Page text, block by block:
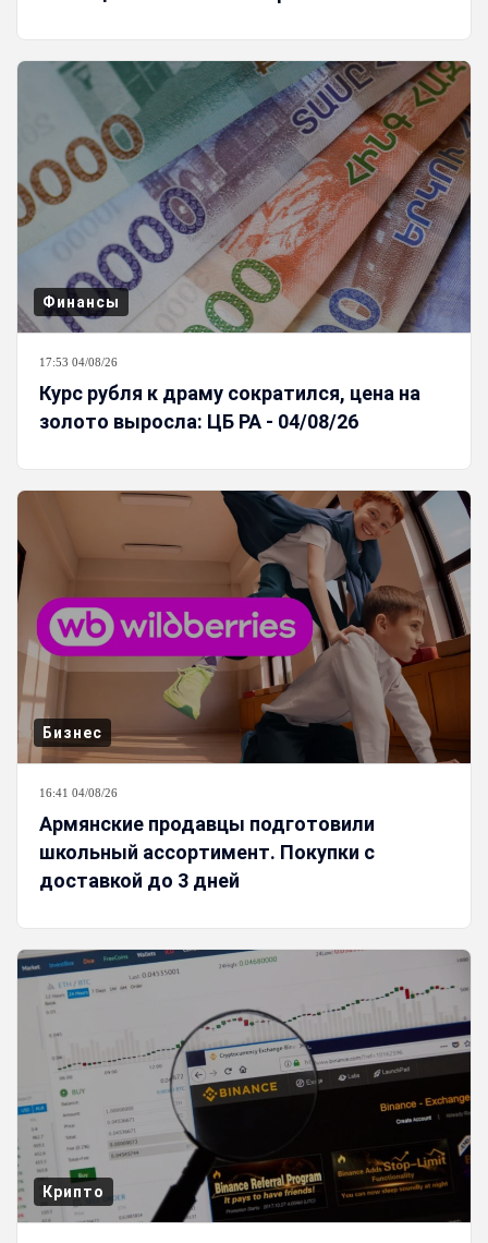
Финансы
17:53 04/08/26
Курс рубля к драму сократился, цена на
золото выросла: ЦБ РА - 04/08/26
Бизнес
16:41 04/08/26
Армянские продавцы подготовили
школьный ассортимент. Покупки с
доставкой до 3 дней
Крипто